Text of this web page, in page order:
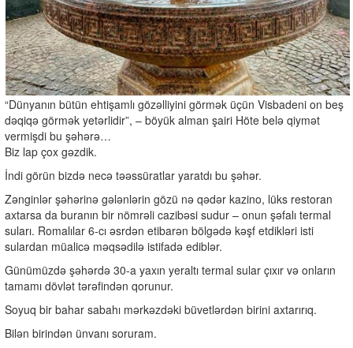
“Dünyanın bütün ehtişamlı gözəlliyini görmək üçün Visbadeni on beş
dəqiqə görmək yetərlidir”, – böyük alman şairi Höte belə qiymət
vermişdi bu şəhərə…
Biz lap çox gəzdik.
İndi görün bizdə necə təəssüratlar yaratdı bu şəhər.
Zənginlər şəhərinə gələnlərin gözü nə qədər kazino, lüks restoran
axtarsa da buranın bir nömrəli cazibəsi sudur – onun şəfalı termal
suları. Romalılar 6-cı əsrdən etibarən bölgədə kəşf etdikləri isti
sulardan müalicə məqsədilə istifadə ediblər.
Günümüzdə şəhərdə 30-a yaxın yeraltı termal sular çıxır və onların
tamamı dövlət tərəfindən qorunur.
Soyuq bir bahar sabahı mərkəzdəki büvetlərdən birini axtarırıq.
Bilən birindən ünvanı soruram.